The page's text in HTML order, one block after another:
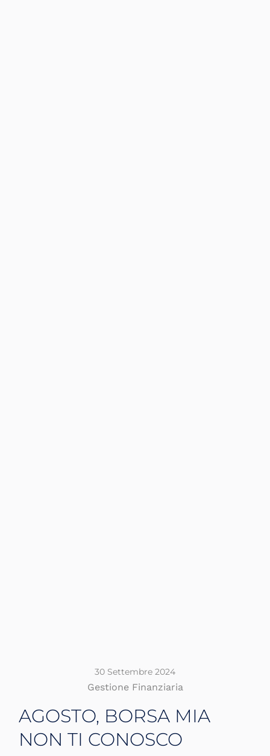
30 Settembre 2024
Gestione Finanziaria
AGOSTO, BORSA MIA
NON TI CONOSCO